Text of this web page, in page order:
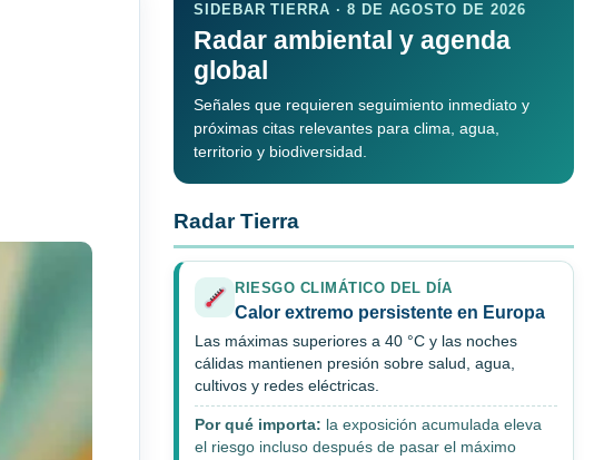
SIDEBAR TIERRA · 8 DE AGOSTO DE 2026
Radar ambiental y agenda
global
Señales que requieren seguimiento inmediato y
próximas citas relevantes para clima, agua,
territorio y biodiversidad.
Radar Tierra
RIESGO CLIMÁTICO DEL DÍA
Calor extremo persistente en Europa
Las máximas superiores a 40 °C y las noches
cálidas mantienen presión sobre salud, agua,
cultivos y redes eléctricas.
Por qué importa: la exposición acumulada eleva
el riesgo incluso después de pasar el máximo